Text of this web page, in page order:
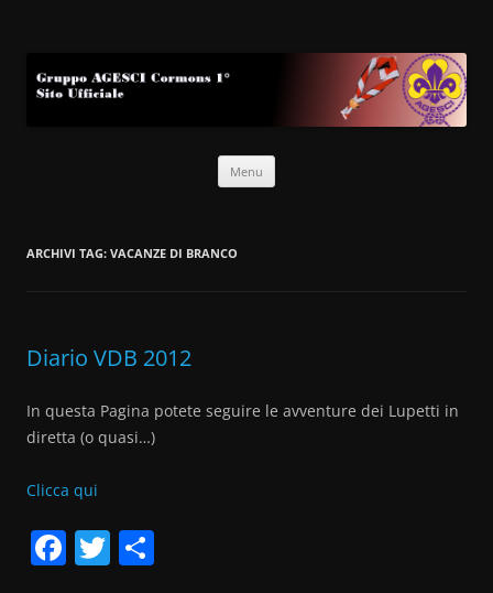
Menu
ARCHIVI TAG: VACANZE DI BRANCO
Diario VDB 2012
In questa Pagina potete seguire le avventure dei Lupetti in
diretta (o quasi…)
Clicca qui
F T